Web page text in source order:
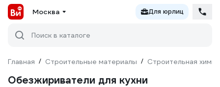
Москва Для юрлиц
Поиск в каталоге
Главная / Строительные материалы / Строительная химия
Обезжириватели для кухни